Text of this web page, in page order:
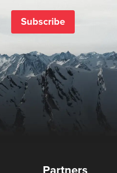
Subscribe
Partners